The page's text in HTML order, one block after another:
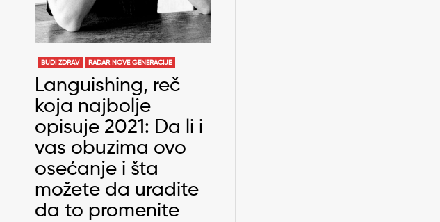
BUDI ZDRAV RADAR NOVE GENERACIJE
Languishing, reč
koja najbolje
opisuje 2021: Da li i
vas obuzima ovo
osećanje i šta
možete da uradite
da to promenite